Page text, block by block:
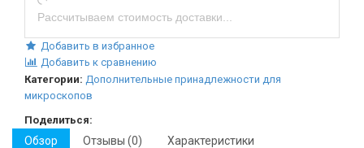
Рассчитываем стоимость доставки...
Добавить в избранное
Добавить к сравнению
Категории: Дополнительные принадлежности для
микроскопов
Поделиться:
Обзор Отзывы (0) Характеристики